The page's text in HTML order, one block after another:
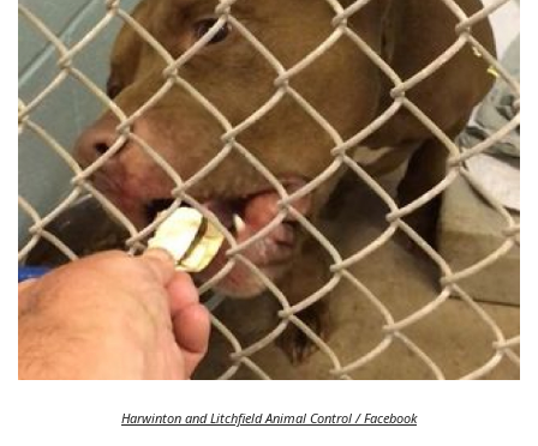
Harwinton and Litchfield Animal Control / Facebook